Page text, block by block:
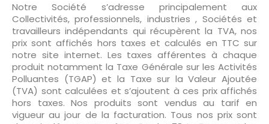
Notre Société s’adresse principalement aux
Collectivités, professionnels, industries , Sociétés et
travailleurs indépendants qui récupèrent la TVA, nos
prix sont affichés hors taxes et calculés en TTC sur
notre site internet. Les taxes afférentes à chaque
produit notamment la Taxe Générale sur les Activités
Polluantes (TGAP) et la Taxe sur la Valeur Ajoutée
(TVA) sont calculées et s’ajoutent à ces prix affichés
hors taxes. Nos produits sont vendus au tarif en
vigueur au jour de la facturation. Tous nos prix sont